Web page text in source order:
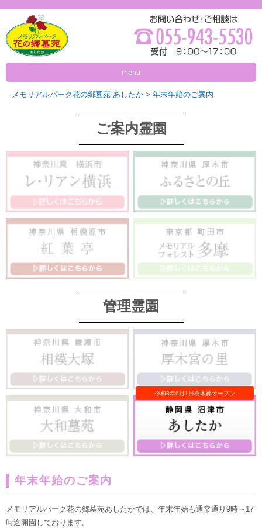
menu
メモリアルパーク花の郷墓苑 あしたか > 年末年始のご案内
ご案内霊園
管理霊園
年末年始のご案内
メモリアルパーク花の郷墓苑あしたかでは、年末年始も通常通り9時～17
時迄開園しております。